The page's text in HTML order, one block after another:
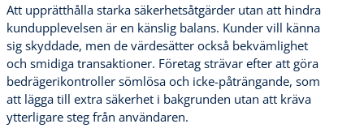
Att upprätthålla starka säkerhetsåtgärder utan att hindra
kundupplevelsen är en känslig balans. Kunder vill känna
sig skyddade, men de värdesätter också bekvämlighet
och smidiga transaktioner. Företag strävar efter att göra
bedrägerikontroller sömlösa och icke-påträngande, som
att lägga till extra säkerhet i bakgrunden utan att kräva
ytterligare steg från användaren.